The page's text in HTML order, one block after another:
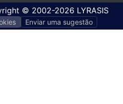
© 2002-2026LYRASIS
Enviar uma sugestão